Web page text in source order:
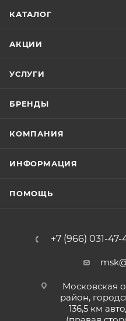
КАТАЛОГ
АКЦИИ
УСЛУГИ
БРЕНДЫ
КОМПАНИЯ
ИНФОРМАЦИЯ
ПОМОЩЬ
+7 (966) 031-47-
Московская
район,
136,5 км